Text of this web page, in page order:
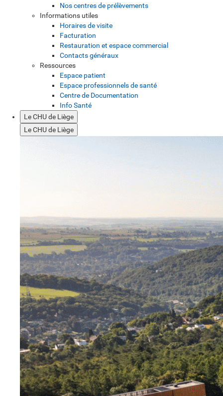
Nos centres de prélèvements
Informations utiles
Horaires de visite
Facturation
Restauration et espace commercial
Contacts généraux
Ressources
Espace patient
Espace professionnels de santé
Centre de Documentation
Info Santé
Le CHU de Liège
Le CHU de Liège